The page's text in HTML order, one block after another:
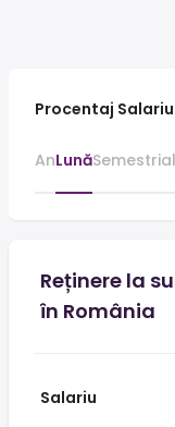
Procentaj Salariu
AnLunăSemestrial
Reținere la
în România
Salariu